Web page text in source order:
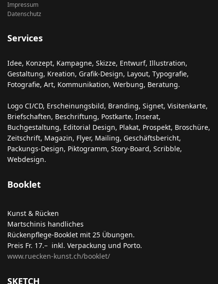
Impressum
Datenschutz
Services
Idee, Konzept, Kampagne, Skizze, Entwurf, Illustration,
Gestaltung, Kreation, Grafik-Design, Layout, Typografie,
Fotografie, Art, Kommunikation, Werbung, Beratung.
Logo CI/CD, Erscheinungsbild, Branding, Signet, Visitenkarte,
Briefschaften, Beschriftung, Postkarte, Inserat,
Buchgestaltung, Editorial Design, Plakat, Prospekt, Broschüre,
Zeitschrift, Magazin, Flyer, Mailing, Geschäftsbericht,
Packungs-Design, Piktogramm, Story-Board, Scribble,
Webdesign.
Booklet
Kunst & Rücken
Martschinis handliches
Rückenpflege-Booklet mit 25 Übungen.
Preis Fr. 17.– inkl. Verpackung und Porto.
www.ruecken-kunst.ch/booklet/
SKETCH